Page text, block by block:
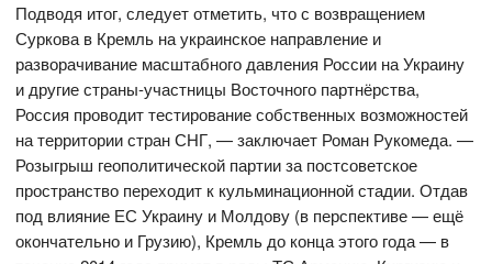
Подводя итог, следует отметить, что с возвращением
Суркова в Кремль на украинское направление и
разворачивание масштабного давления России на Украину
и другие страны-участницы Восточного партнёрства,
Россия проводит тестирование собственных возможностей
на территории стран СНГ, — заключает Роман Рукомеда. —
Розыгрыш геополитической партии за постсоветское
пространство переходит к кульминационной стадии. Отдав
под влияние ЕС Украину и Молдову (в перспективе — ещё
окончательно и Грузию), Кремль до конца этого года — в